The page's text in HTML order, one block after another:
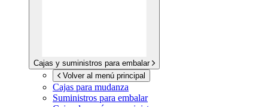
Cajas y suministros para embalar
Volver al menú principal
Cajas para mudanza
Suministros para embalar